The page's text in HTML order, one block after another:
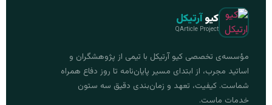
کیوآرتیکل
QArticle Project
مؤسسه‌ی تخصصی کیو آرتیکل با تیمی از پژوهشگران و
اساتید مجرب، از ابتدای مسیر پایان‌نامه تا روز دفاع همراه
شماست. کیفیت، تعهد و زمان‌بندی دقیق سه ستون
خدمات ماست.